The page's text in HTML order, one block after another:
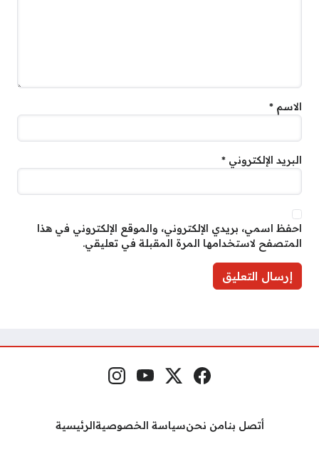
الاسم *
البريد الإلكتروني *
احفظ اسمي، بريدي الإلكتروني، والموقع الإلكتروني في هذا
المتصفح لاستخدامها المرة المقبلة في تعليقي.
مواقع التواصل فيسبوكمنصة إكس
يوتيوبإنستغرام
أتصل بنامن نحنسياسة الخصوصيةالرئيسية